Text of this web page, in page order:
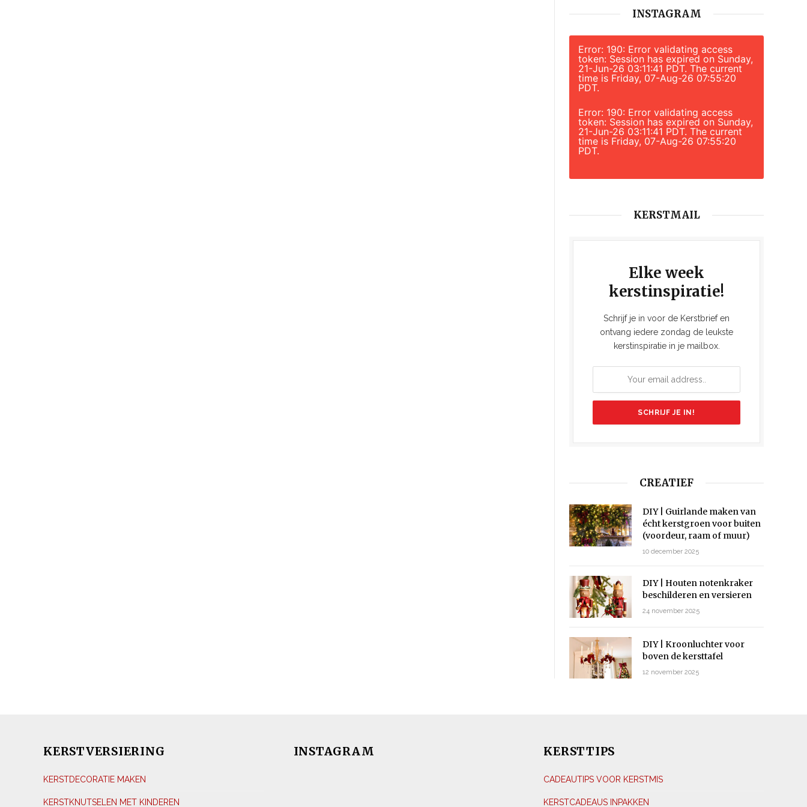
INSTAGRAM
Error: 190: Error validating access
token: Session has expired on Sunday,
21-Jun-26 03:11:41 PDT. The current
time is Friday, 07-Aug-26 07:55:20
PDT.
Error: 190: Error validating access
token: Session has expired on Sunday,
21-Jun-26 03:11:41 PDT. The current
time is Friday, 07-Aug-26 07:55:20
PDT.
KERSTMAIL
Elke week
kerstinspiratie!
Schrijf je in voor de Kerstbrief en
ontvang iedere zondag de leukste
kerstinspiratie in je mailbox.
CREATIEF
DIY | Guirlande maken van
écht kerstgroen voor buiten
(voordeur, raam of muur)
10 december 2025
DIY | Houten notenkraker
beschilderen en versieren
24 november 2025
DIY | Kroonluchter voor
boven de kersttafel
12 november 2025
KERSTVERSIERING
KERSTDECORATIE MAKEN
KERSTKNUTSELEN MET KINDEREN
INSTAGRAM KERSTTIPS
CADEAUTIPS VOOR KERSTMIS
KERSTCADEAUS INPAKKEN